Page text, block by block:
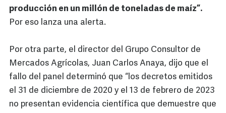
producción en un millón de toneladas de maíz”.
Por eso lanza una alerta.
Por otra parte, el director del Grupo Consultor de
Mercados Agrícolas, Juan Carlos Anaya, dijo que el
fallo del panel determinó que “los decretos emitidos
el 31 de diciembre de 2020 y el 13 de febrero de 2023
no presentan evidencia científica que demuestre que